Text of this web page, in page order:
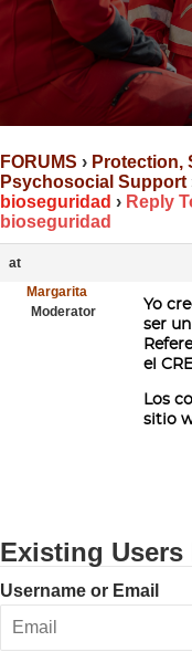
FORUMS › Protection,
Psychosocial Support
bioseguridad › Reply
bioseguridad
at
Margarita
Moderator
Yo
ser
el
Los
sitio
Existing Users
Username or Email